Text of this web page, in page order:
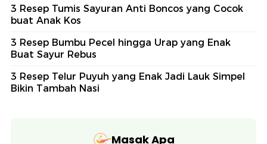
3 Resep Tumis Sayuran Anti Boncos yang Cocok
buat Anak Kos
3 Resep Bumbu Pecel hingga Urap yang Enak
Buat Sayur Rebus
3 Resep Telur Puyuh yang Enak Jadi Lauk Simpel
Bikin Tambah Nasi
Masak Apa